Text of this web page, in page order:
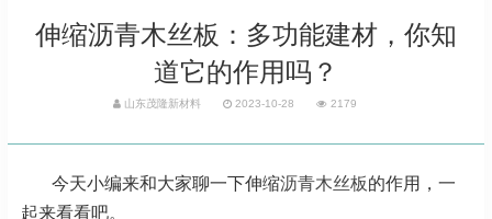
伸缩沥青木丝板：多功能建材，你知
道它的作用吗？
山东茂隆新材料 2023-10-28 2179
今天小编来和大家聊一下伸缩沥青木丝板的作用，一
起来看看吧。